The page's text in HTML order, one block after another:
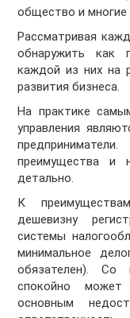
общество и многие
Рассматривая
обнаружить как
каждой из них на
развития бизнеса.
На практике
управления
преимущества и
детально.
К
дешевизну
системы
минимальное
обязателен). Со
спокойно может
основным